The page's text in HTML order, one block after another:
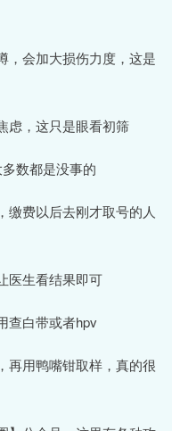
，会加大损伤力度，这是
虑，这只是眼看初筛
数都是没事的
缴费以后去刚才取号的人
医生看结果即可
查白带或者hpv
再用鸭嘴钳取样，真的很